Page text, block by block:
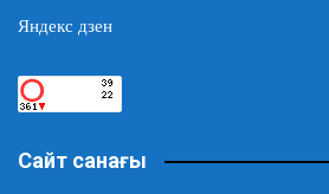
Яндекс дзен
Сайт санағы